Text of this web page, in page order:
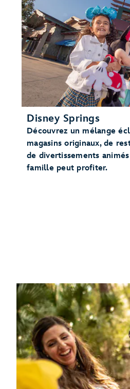
Disney Springs
Découvrez un mélange
magasins originaux, de
de divertissements
famille peut profiter.